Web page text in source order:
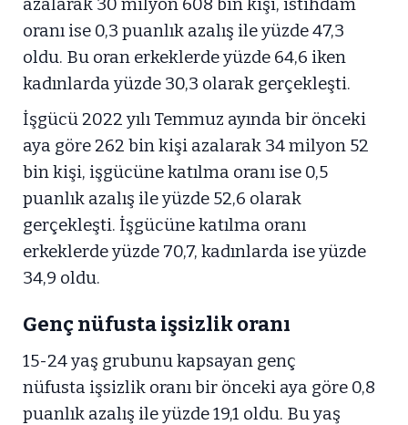
azalarak 30 milyon 608 bin kişi, istihdam
oranı ise 0,3 puanlık azalış ile yüzde 47,3
oldu. Bu oran erkeklerde yüzde 64,6 iken
kadınlarda yüzde 30,3 olarak gerçekleşti.
İşgücü 2022 yılı Temmuz ayında bir önceki
aya göre 262 bin kişi azalarak 34 milyon 52
bin kişi, işgücüne katılma oranı ise 0,5
puanlık azalış ile yüzde 52,6 olarak
gerçekleşti. İşgücüne katılma oranı
erkeklerde yüzde 70,7, kadınlarda ise yüzde
34,9 oldu.
Genç nüfusta işsizlik oranı
15-24 yaş grubunu kapsayan genç
nüfusta işsizlik oranı bir önceki aya göre 0,8
puanlık azalış ile yüzde 19,1 oldu. Bu yaş